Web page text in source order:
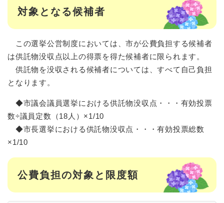
対象となる候補者
この選挙公営制度においては、市が公費負担する候補者
は供託物没収点以上の得票を得た候補者に限られます。
供託物を没収される候補者については、すべて自己負担
となります。
◆市議会議員選挙における供託物没収点・・・有効投票
数÷議員定数（18人）×1/10
◆市長選挙における供託物没収点・・・有効投票総数
×1/10
公費負担の対象と限度額